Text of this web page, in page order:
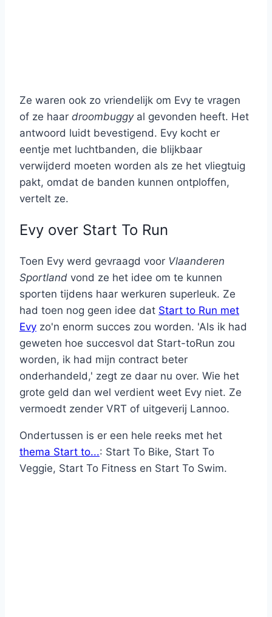
Ze waren ook zo vriendelijk om Evy te vragen
of ze haar droombuggyal gevonden heeft. Het
antwoord luidt bevestigend. Evy kocht er
eentje met luchtbanden, die blijkbaar
verwijderd moeten worden als ze het vliegtuig
pakt, omdat de banden kunnen ontploffen,
vertelt ze.
Evy over Start To Run
Toen Evy werd gevraagd voor Vlaanderen
Sportland vond ze het idee om te kunnen
sporten tijdens haar werkuren superleuk. Ze
had toen nog geen idee dat Start to Run met
Evy zo'n enorm succes zou worden. 'Als ik had
geweten hoe succesvol dat Start-toRun zou
worden, ik had mijn contract beter
onderhandeld,' zegt ze daar nu over. Wie het
grote geld dan wel verdient weet Evy niet. Ze
vermoedt zender VRT of uitgeverij Lannoo.
Ondertussen is er een hele reeks met het
thema Start to...: Start To Bike, Start To
Veggie, Start To Fitness en Start To Swim.